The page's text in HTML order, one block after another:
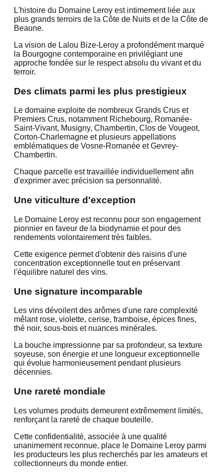
L'histoire du Domaine Leroy est intimement liée aux
plus grands terroirs de la Côte de Nuits et de la Côte de
Beaune.
La vision de Lalou Bize-Leroy a profondément marqué
la Bourgogne contemporaine en privilégiant une
approche fondée sur le respect absolu du vivant et du
terroir.
Des climats parmi les plus prestigieux
Le domaine exploite de nombreux Grands Crus et
Premiers Crus, notamment Richebourg, Romanée-
Saint-Vivant, Musigny, Chambertin, Clos de Vougeot,
Corton-Charlemagne et plusieurs appellations
emblématiques de Vosne-Romanée et Gevrey-
Chambertin.
Chaque parcelle est travaillée individuellement afin
d'exprimer avec précision sa personnalité.
Une viticulture d'exception
Le Domaine Leroy est reconnu pour son engagement
pionnier en faveur de la biodynamie et pour des
rendements volontairement très faibles.
Cette exigence permet d'obtenir des raisins d'une
concentration exceptionnelle tout en préservant
l'équilibre naturel des vins.
Une signature incomparable
Les vins dévoilent des arômes d'une rare complexité
mêlant rose, violette, cerise, framboise, épices fines,
thé noir, sous-bois et nuances minérales.
La bouche impressionne par sa profondeur, sa texture
soyeuse, son énergie et une longueur exceptionnelle
qui évolue harmonieusement pendant plusieurs
décennies.
Une rareté mondiale
Les volumes produits demeurent extrêmement limités,
renforçant la rareté de chaque bouteille.
Cette confidentialité, associée à une qualité
unanimement reconnue, place le Domaine Leroy parmi
les producteurs les plus recherchés par les amateurs et
collectionneurs du monde entier.